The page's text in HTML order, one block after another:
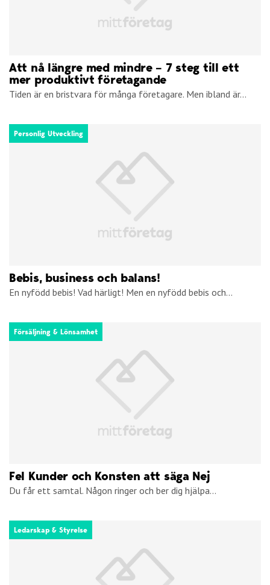
Att nå längre med mindre – 7 steg till ett
mer produktivt företagande
Tiden är en bristvara för många företagare. Men ibland är...
Personlig Utveckling
Bebis, business och balans!
En nyfödd bebis! Vad härligt! Men en nyfödd bebis och...
Försäljning & Lönsamhet
Fel Kunder och Konsten att säga Nej
Du får ett samtal. Någon ringer och ber dig hjälpa...
Ledarskap & Styrelse